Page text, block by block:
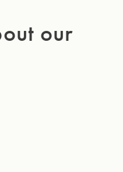
our